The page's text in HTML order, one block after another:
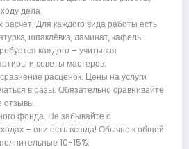
дела.
Для каждого вида работы есть
шпаклёвка, ламинат, кафель.
каждого – учитывая
и советы мастеров.
расценок. Цены на услуги
в разы. Обязательно сравнивайте
отзывы.
фонда. Не забывайте о
– они есть всегда! Обычно к общей
10-15%.